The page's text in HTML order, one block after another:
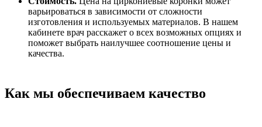
варьироваться в зависимости от сложности
изготовления и используемых материалов. В нашем
кабинете врач расскажет о всех возможных опциях и
поможет выбрать наилучшее соотношение цены и
качества.
Как мы обеспечиваем качество